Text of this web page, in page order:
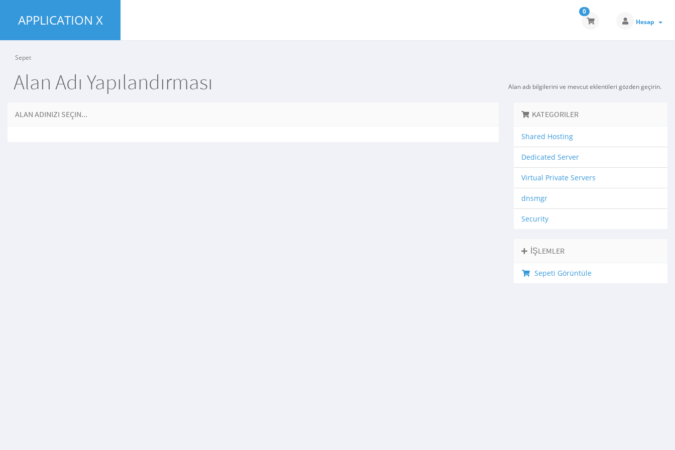
APPLICATION X
0
Hesap
Sepet
Alan Adı Yapılandırması Alan adı bilgilerini ve mevcut eklentileri gözden geçirin.
ALAN ADINIZI SEÇIN... KATEGORILER
Shared Hosting
Dedicated Server
Virtual Private Servers
dnsmgr
Security
İŞLEMLER
Sepeti Görüntüle